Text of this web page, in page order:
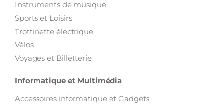
Instruments de musique
Sports et Loisirs
Trottinette électrique
Vélos
Voyages et Billetterie
Informatique et Multimédia
Accessoires informatique et Gadgets